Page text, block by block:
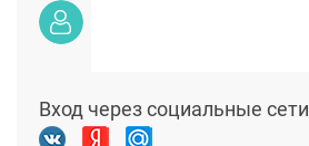
Вход через социальные сети